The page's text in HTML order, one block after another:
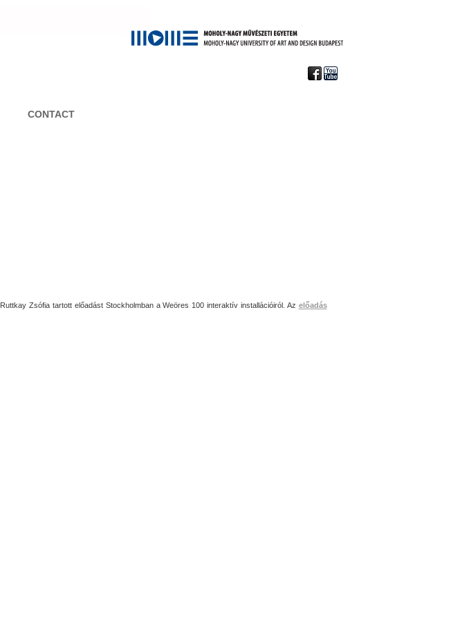
CONTACT
Ruttkay Zsófia tartott előadást Stockholmban a Weöres 100 interaktív installációiról. Az előadás